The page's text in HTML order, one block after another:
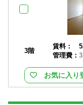
3階
賃料：
管理費：
お気に入り